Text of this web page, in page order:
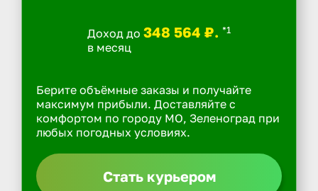
Доход до 348 564 ₽. *1
в месяц
Берите объёмные заказы и получайте
максимум прибыли. Доставляйте с
комфортом по городу МО, Зеленоград при
любых погодных условиях.
Стать курьером